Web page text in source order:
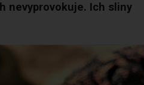
nevyprovokuje. Ich sliny